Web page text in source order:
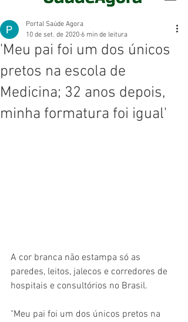
'Meu pai foi um dos únicos
pretos na escola de
Medicina; 32 anos depois,
minha formatura foi igual'
Portal Saúde Agora
10 de set. de 2020 6 min de leitura
A cor branca não estampa só as
paredes, leitos, jalecos e corredores de
hospitais e consultórios no Brasil.
"Meu pai foi um dos únicos pretos na